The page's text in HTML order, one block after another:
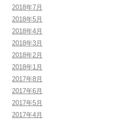
2018年7月
2018年5月
2018年4月
2018年3月
2018年2月
2018年1月
2017年8月
2017年6月
2017年5月
2017年4月